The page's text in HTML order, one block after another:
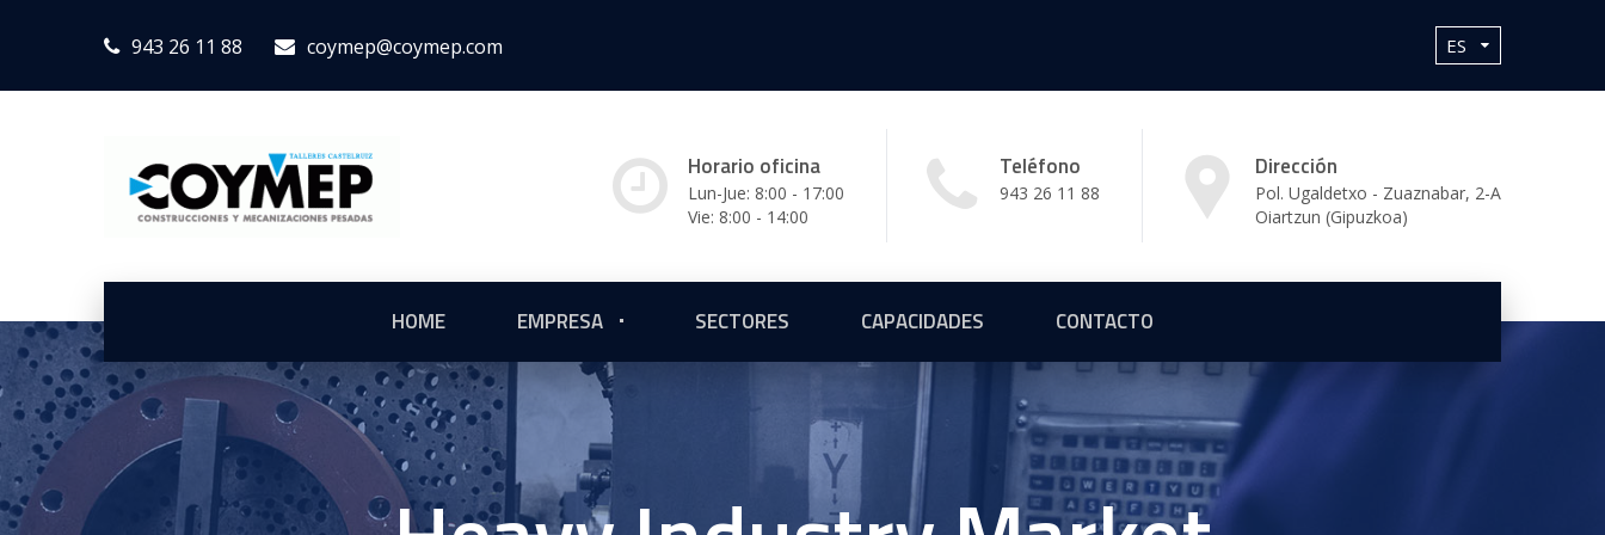
943 26 11 88 coymep@coymep.com
Horario oficina
Lun-Jue: 8:00 - 17:00
Vie: 8:00 - 14:00
Teléfono
943 26 11 88
Dirección
Pol. Ugaldetxo - Zuaznabar, 2-A
Oiartzun (Gipuzkoa)
HOME EMPRESA SECTORES CAPACIDADES CONTACTO